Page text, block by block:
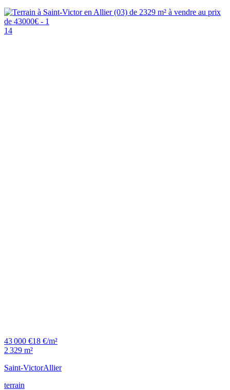
14
43 000 €18 €/m²
2 329 m²
Saint-VictorAllier
terrain